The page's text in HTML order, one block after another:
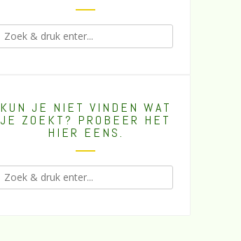
KUN JE NIET VINDEN WAT
JE ZOEKT? PROBEER HET
HIER EENS.